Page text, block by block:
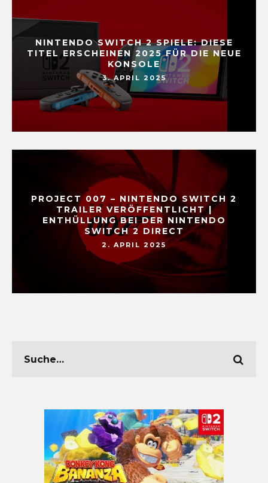
NINTENDO SWITCH 2 SPIELE: DIESE
TITEL ERSCHEINEN 2025 FÜR DIE NEUE
KONSOLE
3. APRIL 2025
PROJECT 007 – NINTENDO SWITCH 2
TRAILER VERÖFFENTLICHT |
ENTHÜLLUNG BEI DER NINTENDO
SWITCH 2 DIRECT
2. APRIL 2025